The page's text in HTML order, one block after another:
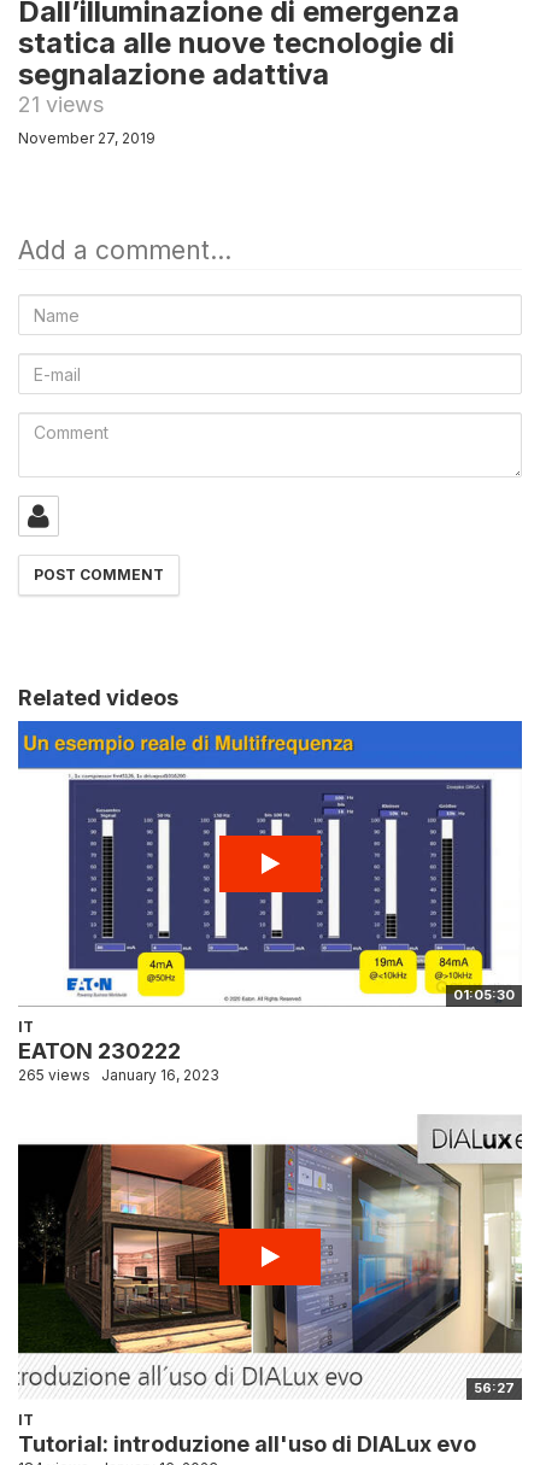
Dall’illuminazione di emergenza
statica alle nuove tecnologie di
segnalazione adattiva
21 views
November 27, 2019
Add a comment...
Name
E-
mail
Comment
Related videos
01:05:30
IT
EATON 230222
265 views January 16, 2023
56:27
IT
Tutorial: introduzione all'uso di DIALux evo